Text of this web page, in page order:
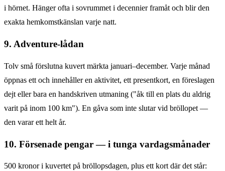
i hörnet. Hänger ofta i sovrummet i decennier framåt och blir den
exakta hemkomstkänslan varje natt.
9. Adventure-lådan
Tolv små förslutna kuvert märkta januari–december. Varje månad
öppnas ett och innehåller en aktivitet, ett presentkort, en föreslagen
dejt eller bara en handskriven utmaning ("åk till en plats du aldrig
varit på inom 100 km"). En gåva som inte slutar vid bröllopet —
den varar ett helt år.
10. Försenade pengar — i tunga vardagsmånader
500 kronor i kuvertet på bröllopsdagen, plus ett kort där det står: